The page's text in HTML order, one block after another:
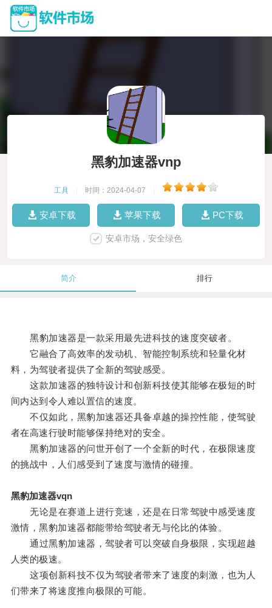
黑豹加速器vnp
工具 时间：2024-04-07
安卓下载 苹果下载 PC下载
安卓市场，安全绿色
简介 排行
黑豹加速器是一款采用最先进科技的速度突破者。
它融合了高效率的发动机、智能控制系统和轻量化材
料，为驾驶者提供了全新的驾驶感受。
这款加速器的独特设计和创新科技使其能够在极短的时
间内达到令人难以置信的速度。
不仅如此，黑豹加速器还具备卓越的操控性能，使驾驶
者在高速行驶时能够保持绝对的安全。
黑豹加速器的问世开创了一个全新的时代，在极限速度
的挑战中，人们感受到了速度与激情的碰撞。
黑豹加速器vqn
无论是在赛道上进行竞速，还是在日常驾驶中感受速度
激情，黑豹加速器都能带给驾驶者无与伦比的体验。
通过黑豹加速器，驾驶者可以突破自身极限，实现超越
人类的极速。
这项创新科技不仅为驾驶者带来了速度的刺激，也为人
们带来了将速度推向极限的可能。